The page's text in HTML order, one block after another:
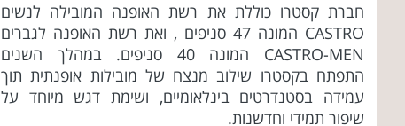
חברת קסטרו כוללת את רשת האופנה המובילה לנשים
CASTRO המונה 47 סניפים , ואת רשת האופנה לגברים
CASTRO-MEN המונה 40 סניפים. במהלך השנים
התפתח בקסטרו שילוב מנצח של מובילות אופנתית תוך
עמידה בסטנדרטים בינלאומיים, ושימת דגש מיוחד על
שיפור תמידי וחדשנות.